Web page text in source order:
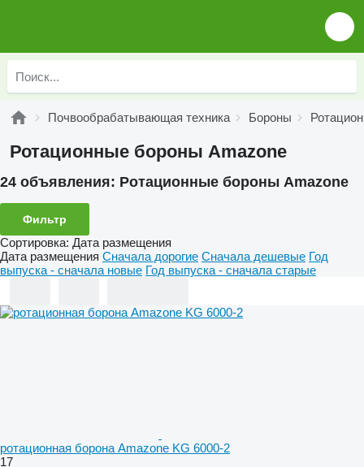
Почвообрабатывающая техника Бороны
Ротационные бороны Amazone
24 объявления: Ротационные бороны Amazone
Фильтр
Сортировка: Дата размещения
Дата размещения Сначала дорогие Сначала дешевые Год
выпуска - сначала новые Год выпуска - сначала старые
ротационная борона Amazone KG 6000-2
17